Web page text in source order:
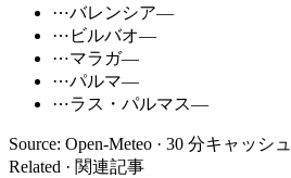
⋯バレンシア—
⋯ ビルバオ—
⋯マラガ—
⋯パルマ—
⋯ラス・パルマス—
Source: Open-Meteo · 30 分キャッシュ
Related · 関連記事